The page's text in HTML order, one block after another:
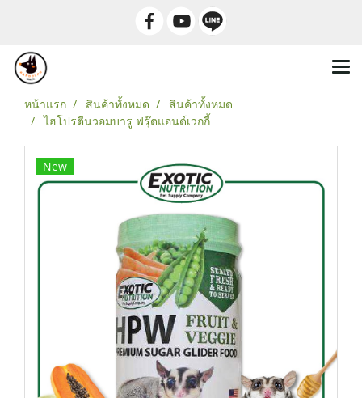
หน้าแรก สินค้าทั้งหมด
สินค้าทั้งหมด
ไฮโปรตีนวอมบารู ฟรุ๊ตแอนด์เวกกี้
New